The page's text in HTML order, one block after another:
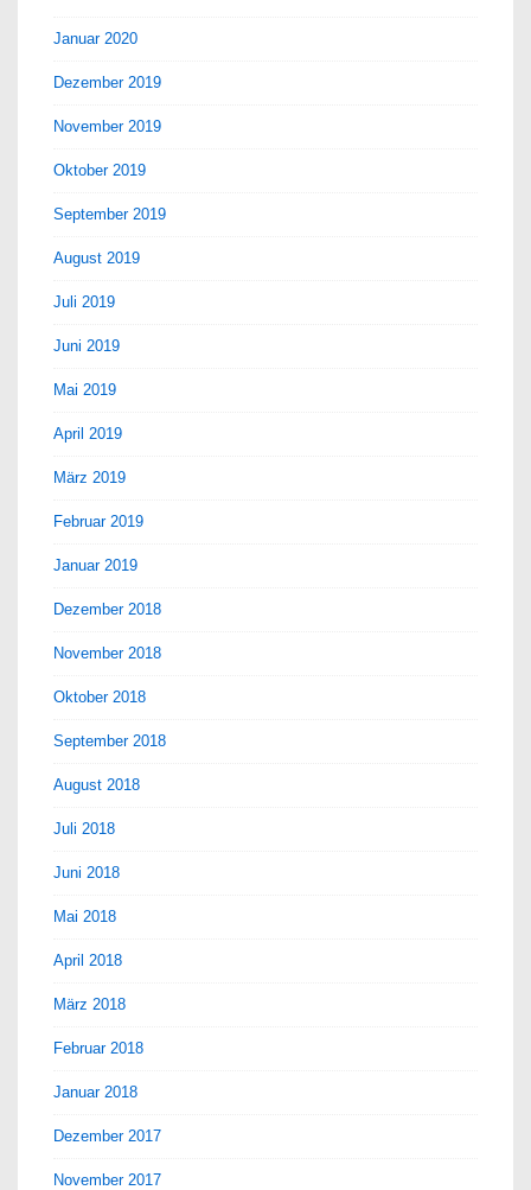
Januar 2020
Dezember 2019
November 2019
Oktober 2019
September 2019
August 2019
Juli 2019
Juni 2019
Mai 2019
April 2019
März 2019
Februar 2019
Januar 2019
Dezember 2018
November 2018
Oktober 2018
September 2018
August 2018
Juli 2018
Juni 2018
Mai 2018
April 2018
März 2018
Februar 2018
Januar 2018
Dezember 2017
November 2017